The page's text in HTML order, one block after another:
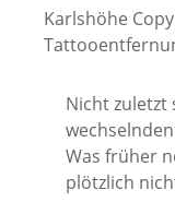
Nicht zuletzt
Was früher
plötzlich